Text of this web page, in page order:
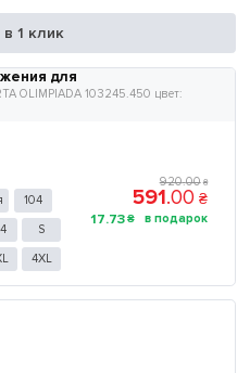
в 1 клик
для
OLIMPIADA 103245.450 цвет:
104
S
4XL
920.00 ₴
591.00 ₴
17.73₴